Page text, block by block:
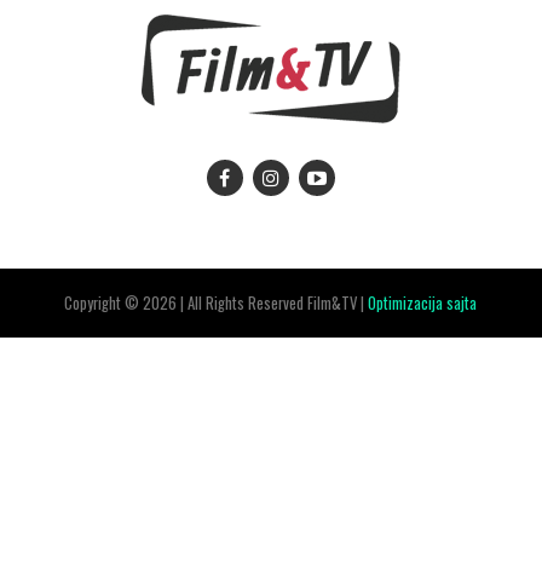
Copyright © 2026 | All Rights Reserved Film&TV |Optimizacija sajta